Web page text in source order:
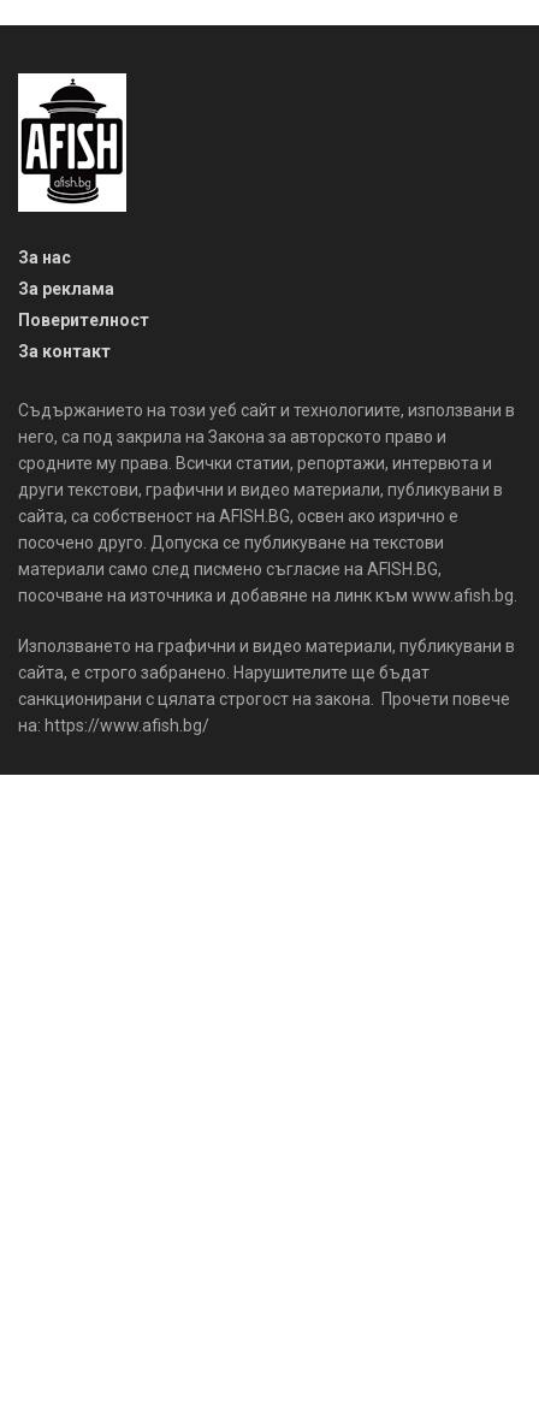
За нас
За реклама
Поверителност
За контакт
Съдържанието на този уеб сайт и технологиите, използвани в
него, са под закрила на Закона за авторското право и
сродните му права. Всички статии, репортажи, интервюта и
други текстови, графични и видео материали, публикувани в
сайта, са собственост на AFISH.BG, освен ако изрично е
посочено друго. Допуска се публикуване на текстови
материали само след писмено съгласие на AFISH.BG,
посочване на източника и добавяне на линк към www.afish.bg.
Използването на графични и видео материали, публикувани в
сайта, е строго забранено. Нарушителите ще бъдат
санкционирани с цялата строгост на закона. Прочети повече
на: https://www.afish.bg/